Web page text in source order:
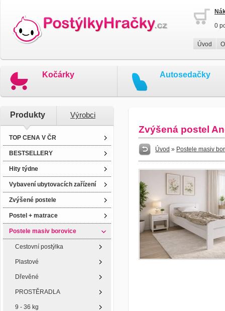
0
Úvod
Kočárky Autosedačky
Produkty Výrobci
TOP CENA V ČR
BESTSELLERY
Hity týdne
Vybavení ubytovacích zařízení
Zvýšené postele
Postel + matrace
Postele masiv borovice
Cestovní postýlka
Plastové
Dřevěné
PROSTĚRADLA
9 - 36 kg
Zvýšená postel
Úvod » Postele masiv